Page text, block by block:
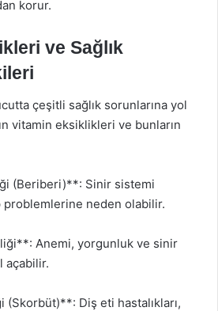
korur.
ve Sağlık
çeşitli sağlık sorunlarına yol
vitamin eksiklikleri ve bunların
(Beriberi)**: Sinir sistemi
problemlerine neden olabilir.
Anemi, yorgunluk ve sinir
açabilir.
Diş eti hastalıkları,